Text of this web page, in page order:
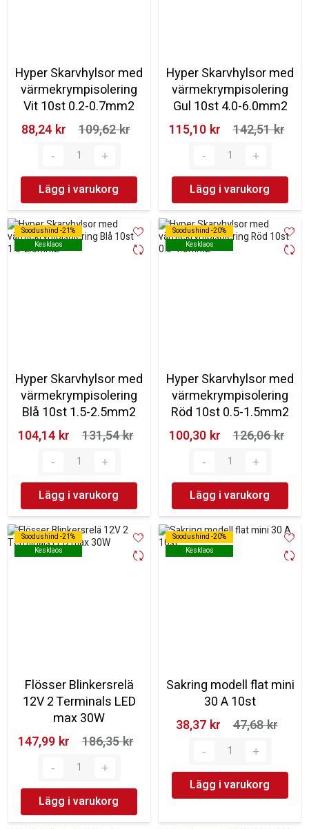
Hyper Skarvhylsor med
värmekrympisolering
Vit 10st 0.2-0.7mm2
88,24 kr‎
109,62 kr‎
Lägg i varukorg
Hyper Skarvhylsor med
värmekrympisolering
Gul 10st 4.0-6.0mm2
115,10 kr‎
142,51 kr‎
Lägg i varukorg
Soodushind -21%
Kesklaos
Soodushind -21%
Kesklaos
Hyper Skarvhylsor med
värmekrympisolering
Blå 10st 1.5-2.5mm2
104,14 kr‎
131,54 kr‎
Lägg i varukorg
Soodushind -20%
Kesklaos
Soodushind -20%
Kesklaos
Hyper Skarvhylsor med
värmekrympisolering
Röd 10st 0.5-1.5mm2
100,30 kr‎
126,06 kr‎
Lägg i varukorg
Soodushind -21%
Kesklaos
Soodushind -21%
Kesklaos
Flösser Blinkersrelä
12V 2 Terminals LED
max 30W
147,99 kr‎
186,35 kr‎
Lägg i varukorg
Soodushind -20%
Kesklaos
Soodushind -20%
Kesklaos
Sakring modell flat mini
30 A 10st
38,37 kr‎
47,68 kr‎
Lägg i varukorg